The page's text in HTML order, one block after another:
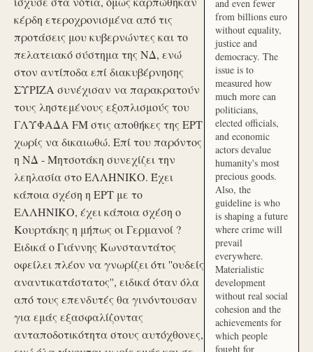
κέρδη ετεροχρονισμένα από τις
προτάσεις μου κυβερνώντες και το
πελατειακό σύστημα της ΝΔ, ενώ
στον αντίποδα επί διακυβέρνησης
ΣΥΡΙΖΑ συνέχισαν να παρακρατούν
τους ληστεμένους εξοπλισμούς του
ΓΛΥΦΑΔΑ FM στις αποθήκες της ΕΡΤ
χωρίς να δικαιωθώ. Επί του παρόντος
η ΝΔ - Μητσοτάκη συνεχίζει την
λεηλασία στο ΕΛΛΗΝΙΚΟ. Έχει
κάποια σχέση η ΕΡΤ με το
ΕΛΛΗΝΙΚΟ, έχει κάποια σχέση ο
Κουρτάκης η μήπως οι Γερμανοί ?
Ειδικά ο Γιάννης Κωνσταντάτος
οφείλει πλέον να γνωρίζει ότι ''ουδείς
αναντικατάστατος'', ειδικά όταν όλα
από τους επενδυτές θα γινόντουσαν
για εμάς εξασφαλίζοντας
ανταποδοτικότητα στους αυτόχθονες,
and even fewer
from billions euro
without equality,
justice and
democracy. The
issue is to
measured how
much more can
politicians,
elected officials,
and economic
actors devalue
humanity's most
precious goods.
Also, the
guideline is who
is shaping a future
where crime will
prevail
everywhere.
Materialistic
development
without real social
cohesion and the
achievements for
which people
fought for